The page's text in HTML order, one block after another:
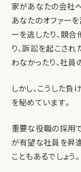
家があなたの会社
あなたのオファー
ーを逃したり、競
り、訴訟を起こさ
わなかったり、社員
しかし、こうした
を秘めています。
重要な役職の採用
が有望な社員を昇
こともあるでしょう。